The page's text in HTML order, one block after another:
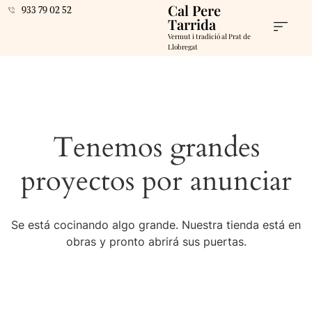
933 79 02 52 Cal Pere
Tarrida
Vermut i tradició al Prat de
Llobregat
Tenemos grandes
proyectos por anunciar
Se está cocinando algo grande. Nuestra tienda está en
obras y pronto abrirá sus puertas.